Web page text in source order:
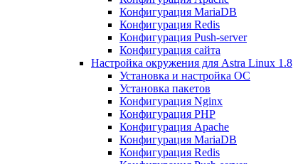
Конфигурация MariaDB
Конфигурация Redis
Конфигурация Push-server
Конфигурация сайта
Настройка окружения для Astra Linux 1.8
Установка и настройка ОС
Установка пакетов
Конфигурация Nginx
Конфигурация PHP
Конфигурация Apache
Конфигурация MariaDB
Конфигурация Redis